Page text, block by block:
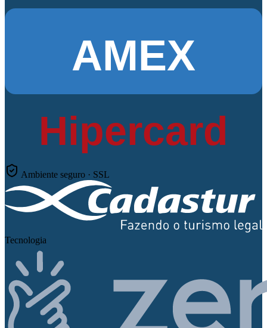
AMEX
Hipercard
Ambiente seguro · SSL
Tecnologia